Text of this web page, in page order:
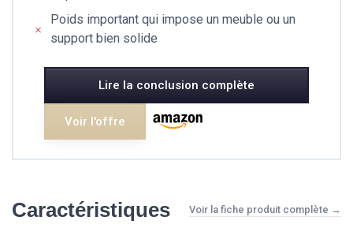
Poids important qui impose un meuble ou un
support bien solide
Lire la conclusion complète
Voir l'offre
Caractéristiques Voir la fiche produit complète →